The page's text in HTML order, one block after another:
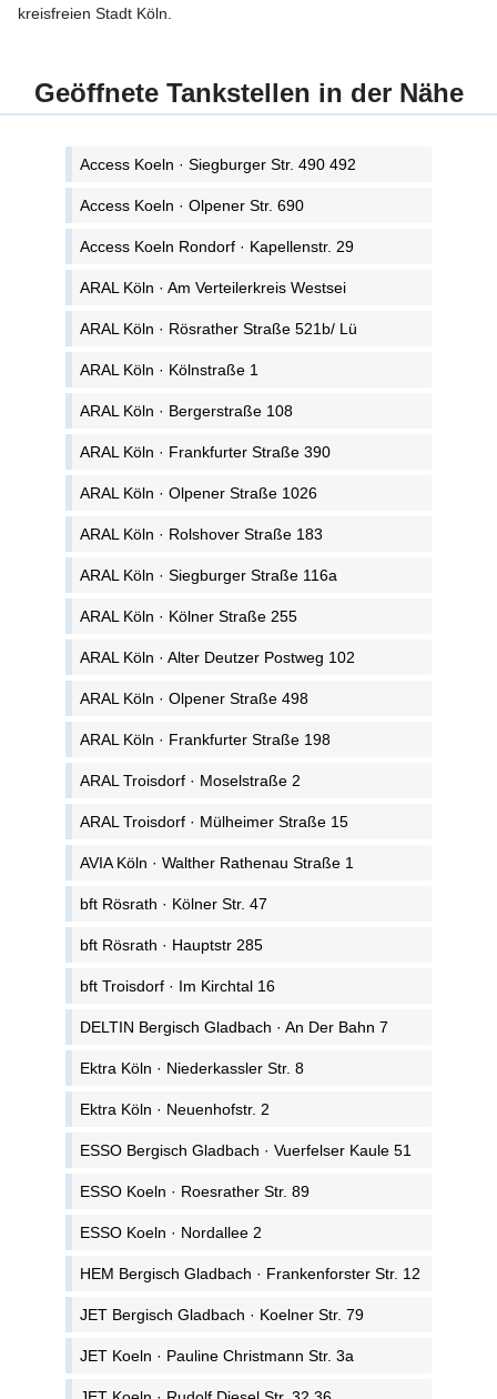
kreisfreien Stadt Köln.
Geöffnete Tankstellen in der Nähe
Access Koeln · Siegburger Str. 490 492
Access Koeln · Olpener Str. 690
Access Koeln Rondorf · Kapellenstr. 29
ARAL Köln · Am Verteilerkreis Westsei
ARAL Köln · Rösrather Straße 521b/ Lü
ARAL Köln · Kölnstraße 1
ARAL Köln · Bergerstraße 108
ARAL Köln · Frankfurter Straße 390
ARAL Köln · Olpener Straße 1026
ARAL Köln · Rolshover Straße 183
ARAL Köln · Siegburger Straße 116a
ARAL Köln · Kölner Straße 255
ARAL Köln · Alter Deutzer Postweg 102
ARAL Köln · Olpener Straße 498
ARAL Köln · Frankfurter Straße 198
ARAL Troisdorf · Moselstraße 2
ARAL Troisdorf · Mülheimer Straße 15
AVIA Köln · Walther Rathenau Straße 1
bft Rösrath · Kölner Str. 47
bft Rösrath · Hauptstr 285
bft Troisdorf · Im Kirchtal 16
DELTIN Bergisch Gladbach · An Der Bahn 7
Ektra Köln · Niederkassler Str. 8
Ektra Köln · Neuenhofstr. 2
ESSO Bergisch Gladbach · Vuerfelser Kaule 51
ESSO Koeln · Roesrather Str. 89
ESSO Koeln · Nordallee 2
HEM Bergisch Gladbach · Frankenforster Str. 12
JET Bergisch Gladbach · Koelner Str. 79
JET Koeln · Pauline Christmann Str. 3a